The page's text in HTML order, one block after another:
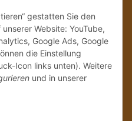
Datenschutzerklärung
regelmäßig und
Produktsortiment per E-Mail zu.
gestatten Sie den
Website: YouTube,
Google Ads, Google
die Einstellung
Icon links unten). Weitere
und in unserer